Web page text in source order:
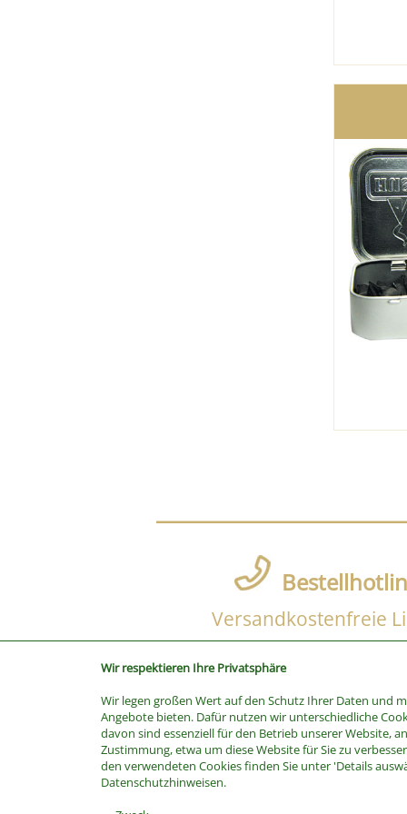
Wir respektieren Ihre Privatsphäre
Wir legen großen Wert auf den Schutz Ihrer Daten und
Angebote bieten. Dafür nutzen wir unterschiedliche
davon sind essenziell für den Betrieb unserer Website,
Zustimmung, etwa um diese Website für Sie zu
den verwendeten Cookies finden Sie unter 'Details
Datenschutzhinweisen.
Versandkostenfreie
SUCHE
Stichwort
Kategorie
Hersteller